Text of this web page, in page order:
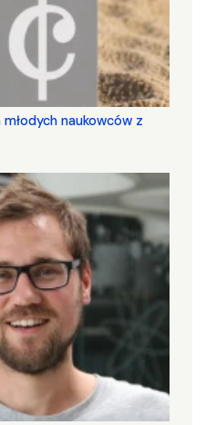
naukowców z